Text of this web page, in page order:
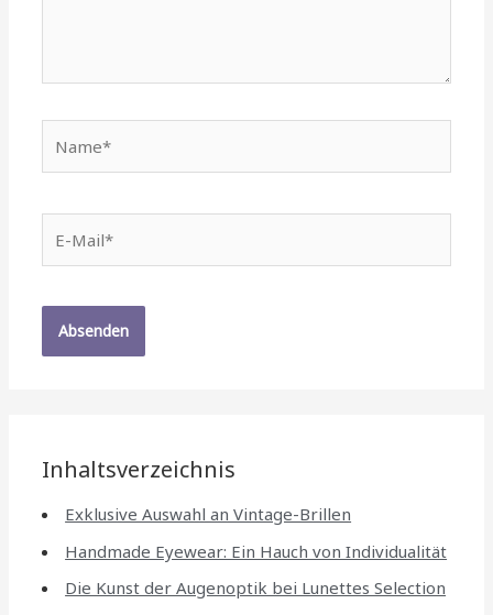
Mail*
Inhaltsverzeichnis
Exklusive Auswahl an Vintage-Brillen
Handmade Eyewear: Ein Hauch von Individualität
Die Kunst der Augenoptik bei Lunettes Selection